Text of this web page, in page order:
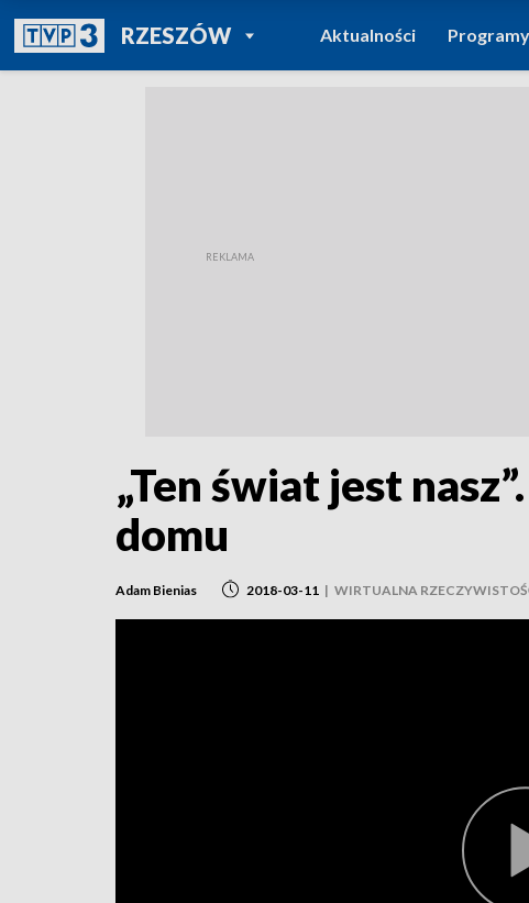
RZESZÓWPOWRÓT DO
TVP REGIONY
Aktualności Programy
„Ten świat jest
domu
Adam Bienias 2018-03-11 | WIRTUALNA